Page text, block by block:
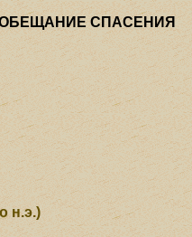
СПАСЕНИЯ
н.э.)